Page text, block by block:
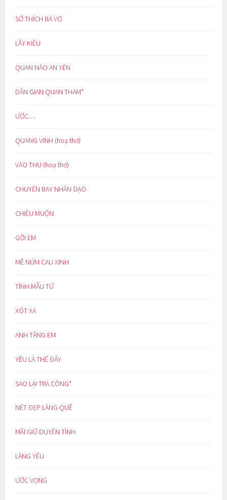
SỞ THÍCH BÁ VƠ
LẨY KIỀU
QUAN NÀO AN YÊN
DÂN GIAN QUAN THAM*
ƯỚC…
QUANG VINH (hoạ thơ)
VÀO THU (hoạ thơ)
CHUYẾN BAY NHÂN ĐẠO
CHIỀU MUỘN
GỞI EM
MÊ NÚM CAU XINH
TÌNH MẪU TỬ
XÓT XA
ANH TẶNG EM
YÊU LÀ THẾ ĐẤY
SAO LẠI TRA CÒNG*
NÉT ĐẸP LÀNG QUÊ
MÃI GIỮ DUYÊN TÌNH
LÀNG YÊU
ƯỚC VỌNG